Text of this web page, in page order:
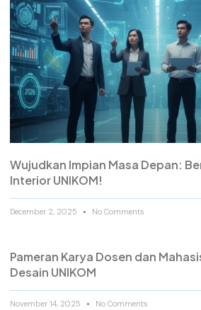
Wujudkan Impian Masa Depan:
Interior UNIKOM!
December 2, 2025 No Comments
Pameran Karya Dosen dan
Desain UNIKOM
November 14, 2025 No Comments